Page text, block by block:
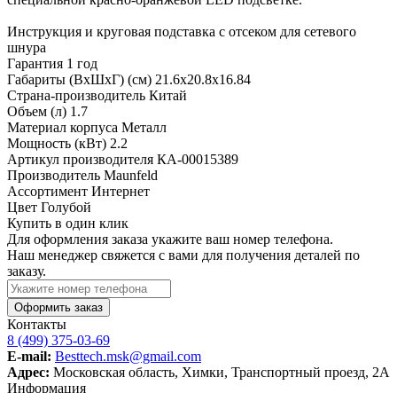
Инструкция и круговая подставка с отсеком для сетевого
шнура
Гарантия 1 год
Габариты (ВхШхГ) (см) 21.6х20.8х16.84
Страна-производитель Китай
Объем (л) 1.7
Материал корпуса Металл
Мощность (кВт) 2.2
Артикул производителя КА-00015389
Производитель Maunfeld
Ассортимент Интернет
Цвет Голубой
Купить в один клик
Для оформления заказа укажите ваш номер телефона.
Наш менеджер свяжется с вами для получения деталей по
заказу.
Оформить заказ
Контакты
8 (499) 375-03-69
E-mail: Besttech.msk@gmail.com
Адрес: Московская область, Химки, Транспортный проезд, 2А
Информация